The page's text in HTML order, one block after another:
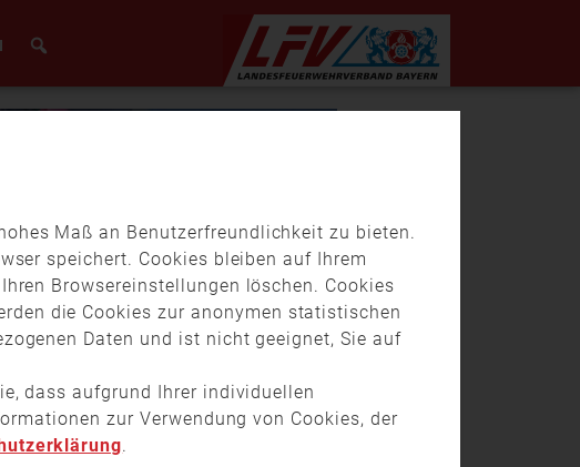
Maß an Benutzerfreundlichkeit zu bieten.
speichert. Cookies bleiben auf Ihrem
Browsereinstellungen löschen. Cookies
die Cookies zur anonymen statistischen
Daten und ist nicht geeignet, Sie auf
dass aufgrund Ihrer individuellen
zur Verwendung von Cookies, der
.